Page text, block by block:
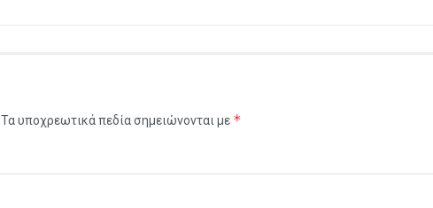
Τα υποχρεωτικά πεδία σημειώνονται με *